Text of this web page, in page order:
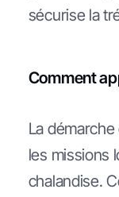
sécurise la
Comment
La
les missions
chalandise.